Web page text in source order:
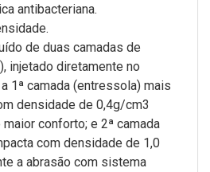
antibacteriana.
de duas camadas de
injetado diretamente no
1ª camada (entressola) mais
densidade de 0,4g/cm3
conforto; e 2ª camada
com densidade de 1,0
a abrasão com sistema